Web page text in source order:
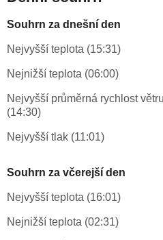
Souhrn za dnešní den
Nejvyšší teplota (15:31)
Nejnižší teplota (06:00)
Nejvyšší průměrná rychlost větru
(14:30)
Nejvyšší tlak (11:01)
Souhrn za včerejší den
Nejvyšší teplota (16:01)
Nejnižší teplota (02:31)